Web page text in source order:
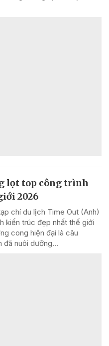
lọt top công trình
2026
chí du lịch Time Out (Anh)
kiến trúc đẹp nhất thế giới
cong hiện đại là câu
đã nuôi dưỡng...